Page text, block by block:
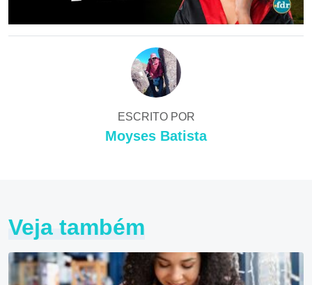
ESCRITO POR
Moyses Batista
Veja também